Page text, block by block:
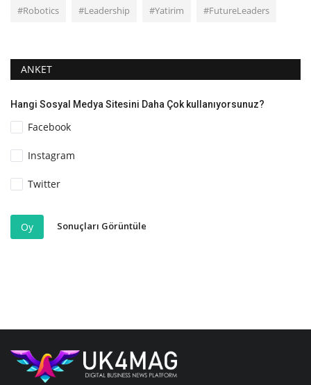
#Robotics #Leadership #Yatirim #FutureLeaders
ANKET
Hangi Sosyal Medya Sitesini Daha Çok kullanıyorsunuz?
Facebook
Instagram
Twitter
Oy Sonuçları Görüntüle